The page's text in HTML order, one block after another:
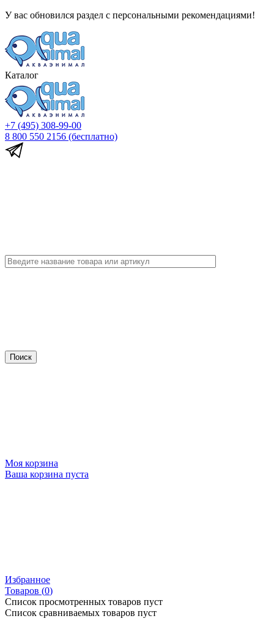
У вас обновился раздел с персональными рекомендациями!
Каталог
+7 (495) 308-99-00
8 800 550 2156 (бесплатно)
Моя корзина
Ваша корзина пуста
Избранное
Товаров (0)
Список просмотренных товаров пуст
Список сравниваемых товаров пуст